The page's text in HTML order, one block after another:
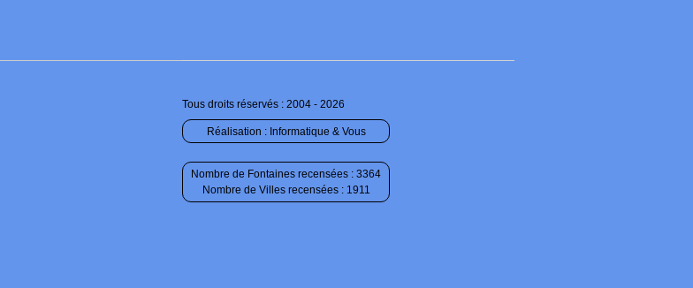
Tous droits réservés : 2004 - 2026
Réalisation : Informatique & Vous
Nombre de Fontaines recensées : 3364
Nombre de Villes recensées : 1911